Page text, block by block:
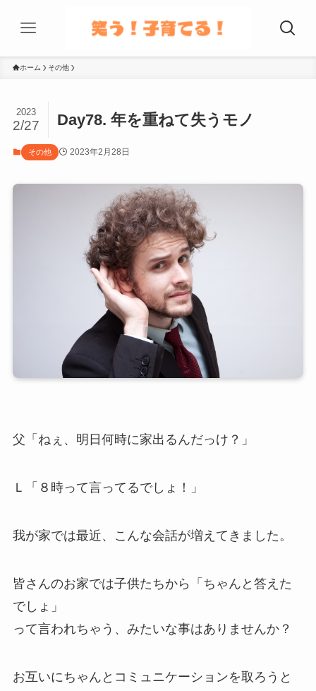
ホーム その他
Day78. 年を重ねて失うモノ
2023
2/27
その他 2023年2月28日
父「ねぇ、明日何時に家出るんだっけ？」
Ｌ「８時って言ってるでしょ！」
我が家では最近、こんな会話が増えてきました。
皆さんのお家では子供たちから
「ちゃんと答えた
でしょ」
って言われちゃう、みたいな事はありませんか？
お互いにちゃんとコミュニケーションを取ろうと